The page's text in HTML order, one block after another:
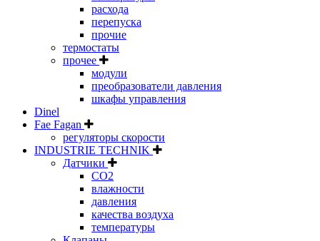
расхода
перепуска
прочие
термостаты
прочее
модули
преобразователи давления
шкафы управления
Dinel
Fae Fagan
регуляторы скорости
INDUSTRIE TECHNIK
Датчики
CO2
влажности
давления
качества воздуха
температуры